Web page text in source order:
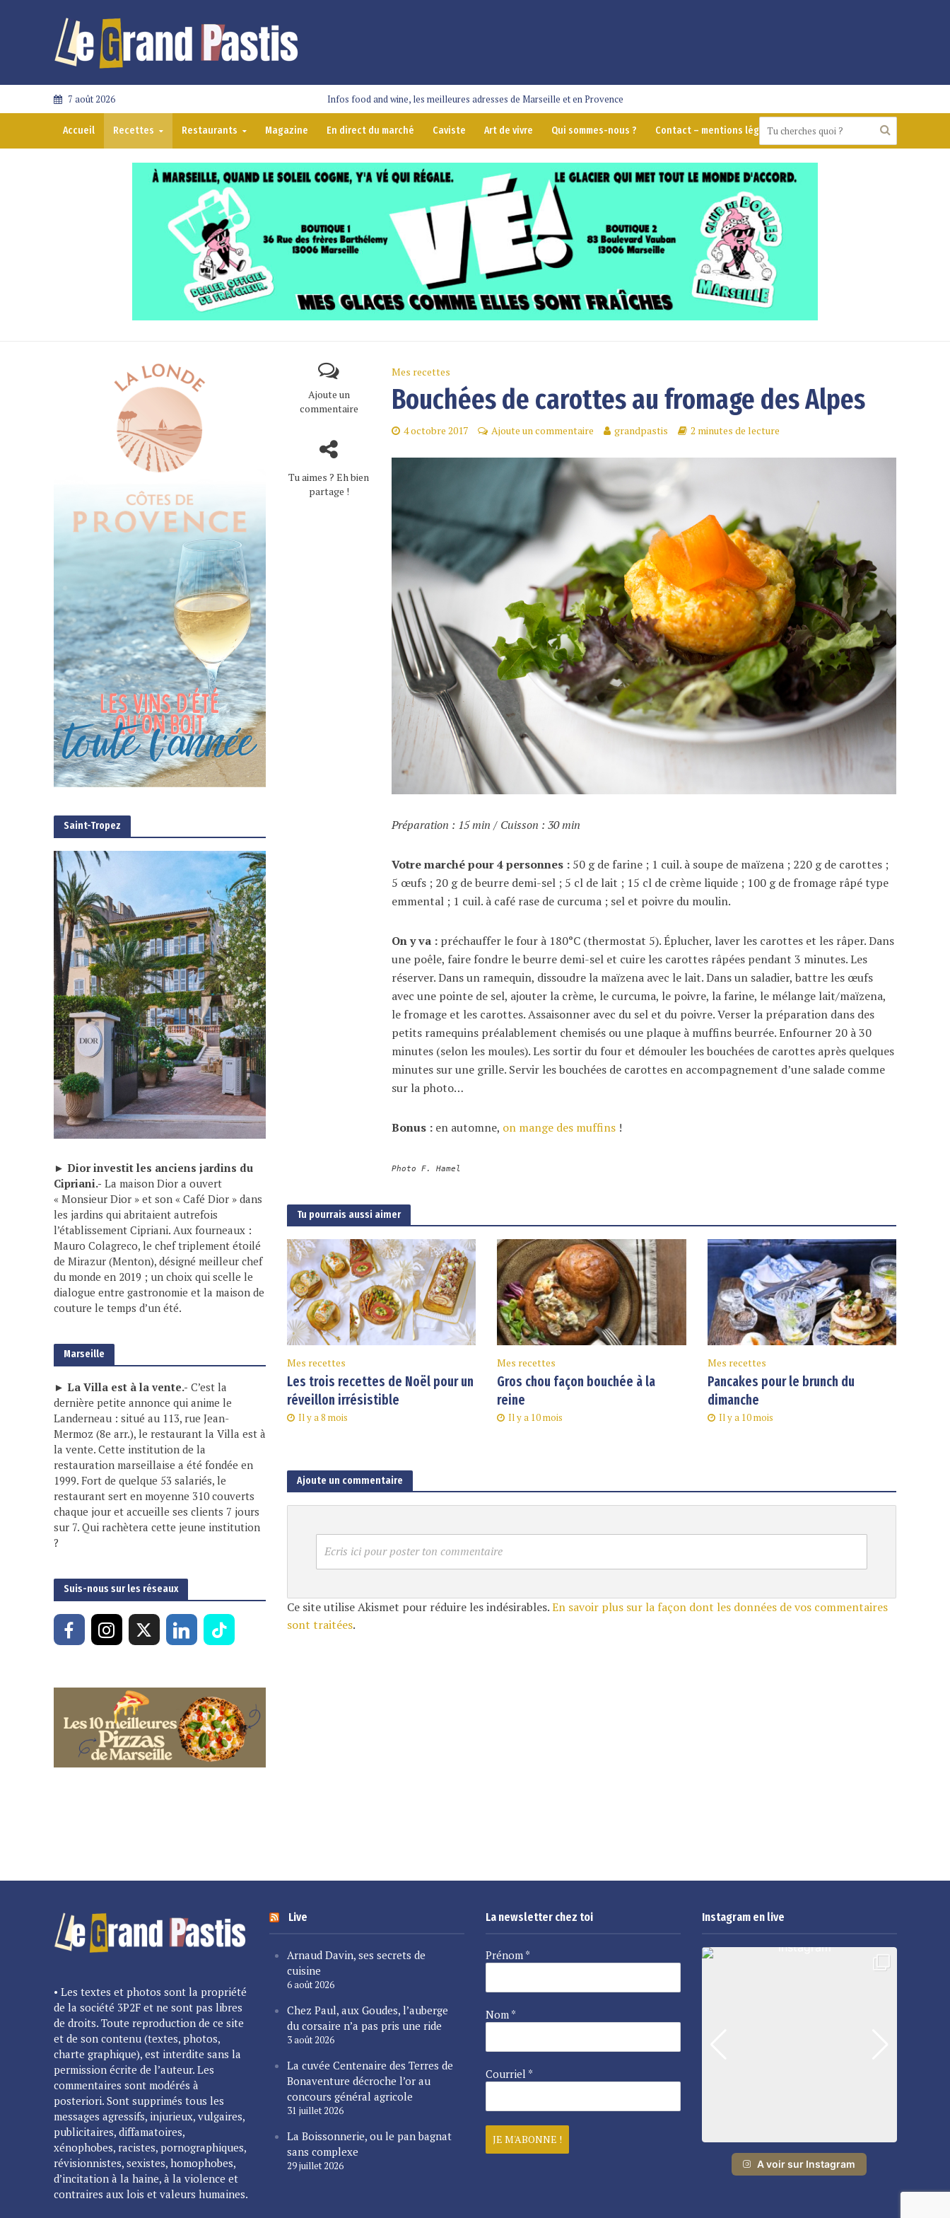
7 août 2026 Infos food and wine, les meilleures adresses de Marseille et en Provence
Accueil Recettes Restaurants Magazine En direct du marché Caviste Art de vivre Qui sommes-nous ? Contact – mentions légales
Saint-Tropez
► Dior investit les anciens jardins du
Cipriani.- La maison Dior a ouvert
« Monsieur Dior » et son « Café Dior » dans
les jardins qui abritaient autrefois
l’établissement Cipriani. Aux fourneaux :
Mauro Colagreco, le chef triplement étoilé
de Mirazur (Menton), désigné meilleur chef
du monde en 2019 ; un choix qui scelle le
dialogue entre gastronomie et la maison de
couture le temps d’un été.
Marseille
► La Villa est à la vente.- C’est la
dernière petite annonce qui anime le
Landerneau : situé au 113, rue Jean-
Mermoz (8e arr.), le restaurant la Villa est à
la vente. Cette institution de la
restauration marseillaise a été fondée en
1999. Fort de quelque 53 salariés, le
restaurant sert en moyenne 310 couverts
chaque jour et accueille ses clients 7 jours
sur 7. Qui rachètera cette jeune institution
?
Suis-nous sur les réseaux
Ajoute un
commentaire
Tu aimes ? Eh bien
partage !
Mes recettes
Bouchées de carottes au fromage des Alpes
4 octobre 2017 Ajoute un commentaire grandpastis 2 minutes de lecture
Préparation : 15 min / Cuisson : 30 min
Votre marché pour 4 personnes : 50 g de farine ; 1 cuil. à soupe de maïzena ; 220 g de carottes ;
5 œufs ; 20 g de beurre demi-sel ; 5 cl de lait ; 15 cl de crème liquide ; 100 g de fromage râpé type
emmental ; 1 cuil. à café rase de curcuma ; sel et poivre du moulin.
On y va : préchauffer le four à 180°C (thermostat 5). Éplucher, laver les carottes et les râper. Dans
une poêle, faire fondre le beurre demi-sel et cuire les carottes râpées pendant 3 minutes. Les
réserver. Dans un ramequin, dissoudre la maïzena avec le lait. Dans un saladier, battre les œufs
avec une pointe de sel, ajouter la crème, le curcuma, le poivre, la farine, le mélange lait/maïzena,
le fromage et les carottes. Assaisonner avec du sel et du poivre. Verser la préparation dans des
petits ramequins préalablement chemisés ou une plaque à muffins beurrée. Enfourner 20 à 30
minutes (selon les moules). Les sortir du four et démouler les bouchées de carottes après quelques
minutes sur une grille. Servir les bouchées de carottes en accompagnement d’une salade comme
sur la photo…
Bonus : en automne, on mange des muffins !
Photo F. Hamel
Tu pourrais aussi aimer
Mes recettes
Les trois recettes de Noël pour un
réveillon irrésistible
Il y a 8 mois
Mes recettes
Gros chou façon bouchée à la
reine
Il y a 10 mois
Mes recettes
Pancakes pour le brunch du
dimanche
Il y a 10 mois
Ajoute un commentaire
Ecris ici pour poster ton commentaire
Ce site utilise Akismet pour réduire les indésirables.En savoir plus sur la façon dont les données de vos commentaires
sont traitées.
• Les textes et photos sont la propriété
de la société 3P2F et ne sont pas libres
de droits. Toute reproduction de ce site
et de son contenu (textes, photos,
charte graphique), est interdite sans la
permission écrite de l’auteur. Les
commentaires sont modérés à
posteriori. Sont supprimés tous les
messages agressifs, injurieux, vulgaires,
publicitaires, diffamatoires,
xénophobes, racistes, pornographiques,
révisionnistes, sexistes, homophobes,
d’incitation à la haine, à la violence et
contraires aux lois et valeurs humaines.
Live
Arnaud Davin, ses secrets de
cuisine
6 août 2026
Chez Paul, aux Goudes, l’auberge
du corsaire n’a pas pris une ride
3 août 2026
La cuvée Centenaire des Terres de
Bonaventure décroche l’or au
concours général agricole
31 juillet 2026
La Boissonnerie, ou le pan bagnat
sans complexe
29 juillet 2026
La newsletter chez toi
Prénom *
Nom *
Courriel *
Instagram en live
A voir sur Instagram